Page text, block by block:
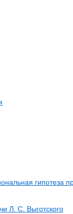
гипотеза
Л. С. Выготского